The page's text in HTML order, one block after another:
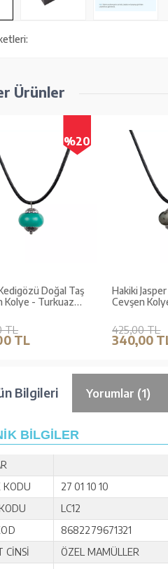
Ürünler
%20
Doğal Taş
Kolye - Turkuaz
TL
TL
Hakiki
Cevşen
425,00 TL
340,00
Bilgileri Yorumlar (1)
BİLGİLER
KODU
27 01 10 10
LC12
8682279671321
CİNSİ
ÖZEL MAMÜLLER